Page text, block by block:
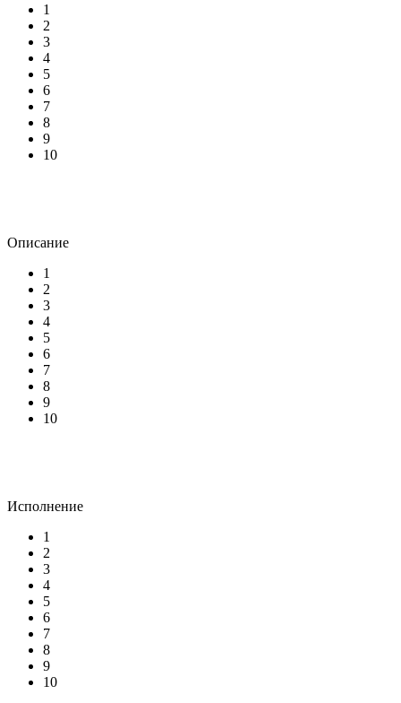
1
2
3
4
5
6
7
8
9
10
Описание
1
2
3
4
5
6
7
8
9
10
Исполнение
1
2
3
4
5
6
7
8
9
10